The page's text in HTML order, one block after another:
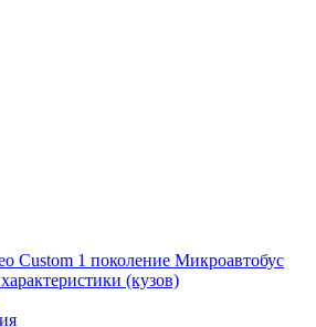
Custom 1 поколение Микроавтобус
(кузов)